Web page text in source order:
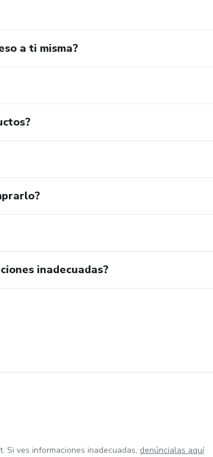
del burnout materno y sus causas.
minutos para recuperar energía sin agobios.
realistas (5 minutos) para integrar
con rutinas, afirmaciones y ejercicios.
a ti misma?
inadecuadas?
Si ves informaciones inadecuadas, denúncialas aquí